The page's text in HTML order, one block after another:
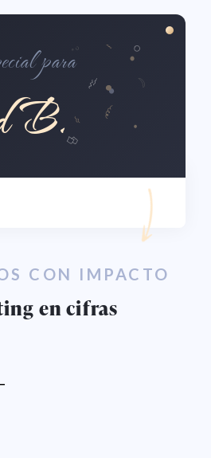
para
B.
CON IMPACTO
en cifras